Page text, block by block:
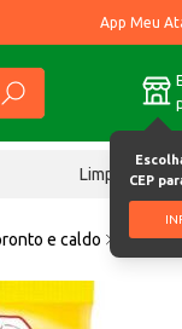
App Meu
CEP
Limpeza
e caldo